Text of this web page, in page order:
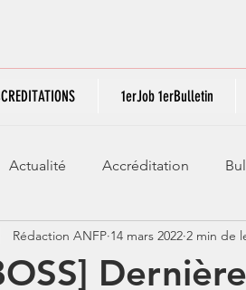
1erJob 1erBulletin
Actualité Accréditation
- COVID 19 Jurisprudence
Rédaction ANFP 14 mars 2022 2 min de